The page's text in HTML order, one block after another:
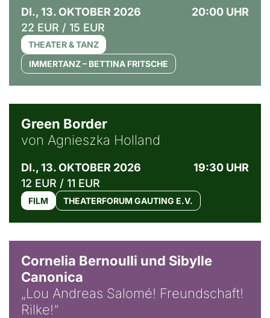
DI., 13. OKTOBER 2026
20:00 UHR
22 EUR / 15 EUR
THEATER & TANZ
IMMERTANZ – BETTINA FRITSCHE
Green Border
von Agnieszka Holland
DI., 13. OKTOBER 2026
19:30 UHR
12 EUR / 11 EUR
FILM THEATERFORUM GAUTING E.V.
Cornelia Bernoulli und Sibylle
Canonica
„Lou Andreas Salomé! Freundschaft!
Rilke!“